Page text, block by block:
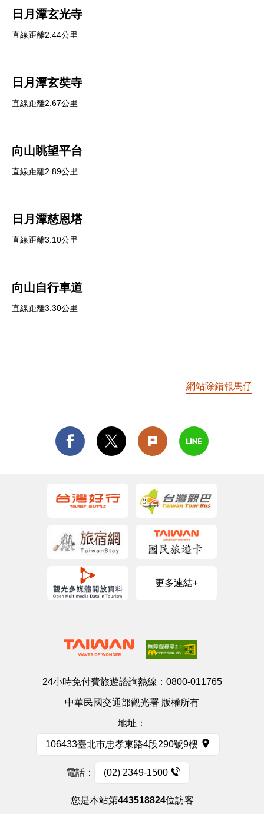
日月潭玄光寺
直線距離2.44公里
日月潭玄奘寺
直線距離2.67公里
向山眺望平台
直線距離2.89公里
日月潭慈恩塔
直線距離3.10公里
向山自行車道
直線距離3.30公里
網站除錯報馬仔
更多連結+
24小時免付費旅遊諮詢熱線： 0800-011765
中華民國交通部觀光署 版權所有
地址：
106433臺北市忠孝東路4段290號9樓
電話： (02) 2349-1500
您是本站第443518824位訪客